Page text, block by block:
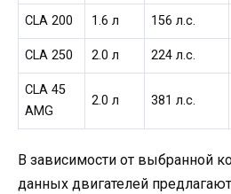
CLA 200 1.6 л 156 л.с.
CLA 250 2.0 л 224 л.с.
CLA 45
AMG
2.0 л 381 л.с.
В зависимости от выбранной
данных двигателей